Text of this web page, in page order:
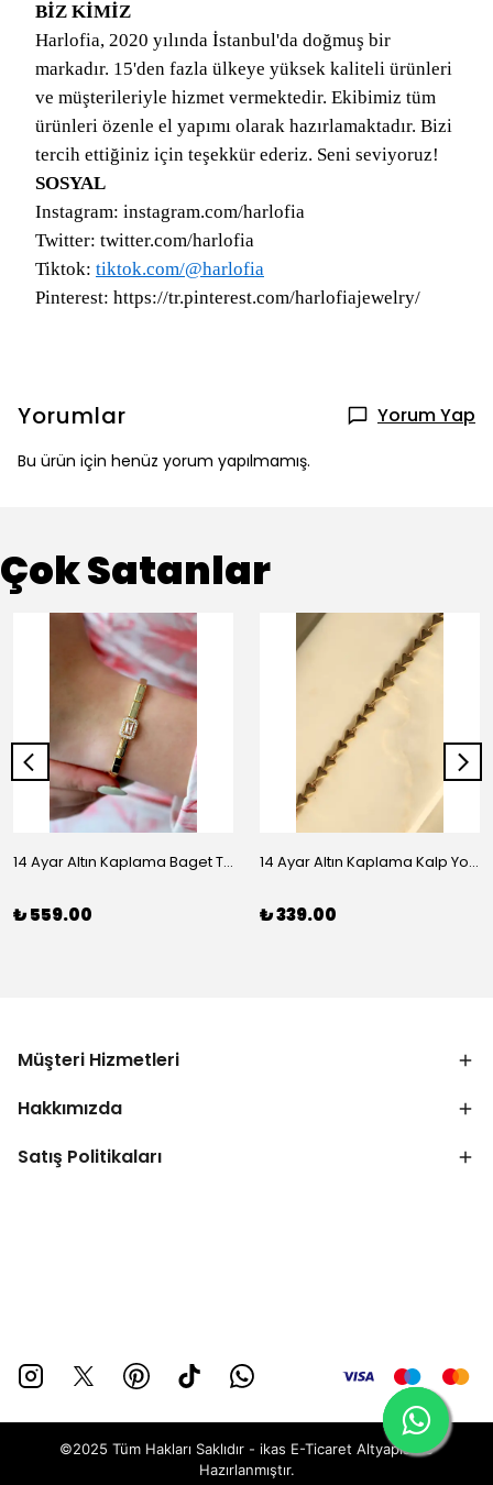
BİZ KİMİZ
Harlofia, 2020 yılında İstanbul'da doğmuş bir
markadır. 15'den fazla ülkeye yüksek kaliteli ürünleri
ve müşterileriyle hizmet vermektedir. Ekibimiz tüm
ürünleri özenle el yapımı olarak hazırlamaktadır. Bizi
tercih ettiğiniz için teşekkür ederiz. Seni seviyoruz!
SOSYAL
Instagram: instagram.com/harlofia
Twitter: twitter.com/harlofia
Tiktok: tiktok.com/@harlofia
Pinterest: https://tr.pinterest.com/harlofiajewelry/
Yorumlar Yorum Yap
Bu ürün için henüz yorum yapılmamış.
Çok Satanlar
14 Ayar Altın Kaplama Baget Taşlı Vip Bileklik
₺ 559.00
14 Ayar Altın Kaplama Kalp Yolu Bileklik
₺ 339.00
Müşteri Hizmetleri
Hakkımızda
Satış Politikaları
©2025 Tüm Hakları Saklıdır - ikas E-Ticaret Altyapısı ile
Hazırlanmıştır.